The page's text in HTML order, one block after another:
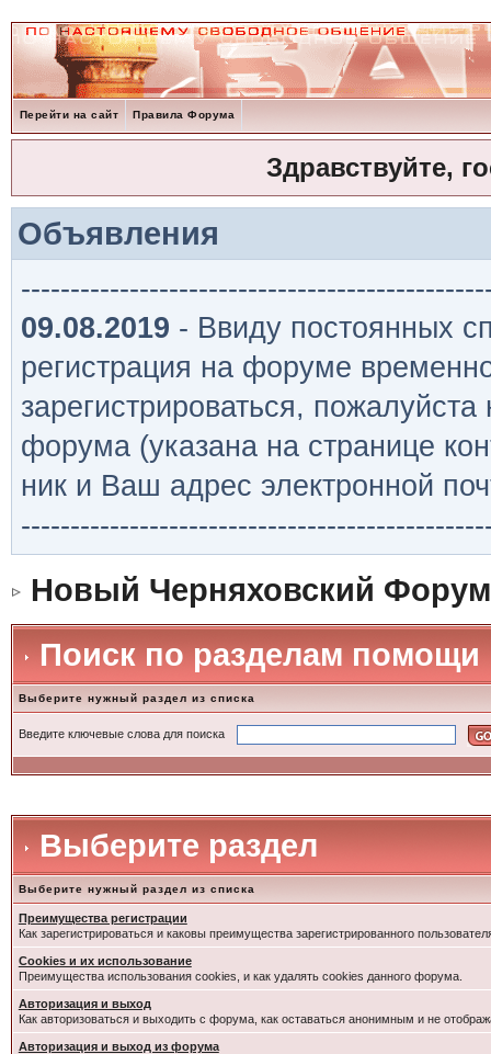
Перейти на сайт Правила Форума
Здравствуйте,
Объявления
09.08.2019 - Ввиду постоянных
регистрация на форуме
зарегистрироваться,
форума (указана на странице
ник и Ваш адрес электронной
Новый Черняховский Форум
Поиск по разделам помощи
Выберите нужный раздел из списка
Введите ключевые слова для поиска
Выберите раздел
Выберите нужный раздел из списка
Преимущества регистрации
Как зарегистрироваться и каковы преимущества зарегистрированного
Cookies и их использование
Преимущества использования cookies, и как удалять cookies данного форума.
Авторизация и выход
Как авторизоваться и выходить с форума, как оставаться анонимным и не
Авторизация и выход из форума